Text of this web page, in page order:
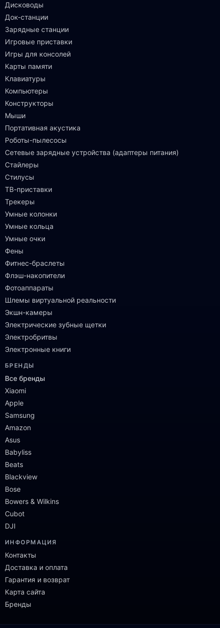
Дисководы
Док-станции
Зарядные станции
Игровые приставки
Игры для консолей
Карты памяти
Клавиатуры
Компьютеры
Конструкторы
Мыши
Портативная акустика
Роботы-пылесосы
Сетевые зарядные устройства (адаптеры питания)
Стайлеры
Стилусы
ТВ-приставки
Трекеры
Умные колонки
Умные кольца
Умные очки
Фены
Фитнес-браслеты
Флэш-накопители
Фотоаппараты
Шлемы виртуальной реальности
Экшн-камеры
Электрические зубные щетки
Электробритвы
Электронные книги
БРЕНДЫ
Все бренды
Xiaomi
Apple
Samsung
Amazon
Asus
Babyliss
Beats
Blackview
Bose
Bowers & Wilkins
Cubot
DJI
ИНФОРМАЦИЯ
Контакты
Доставка и оплата
Гарантия и возврат
Карта сайта
Бренды